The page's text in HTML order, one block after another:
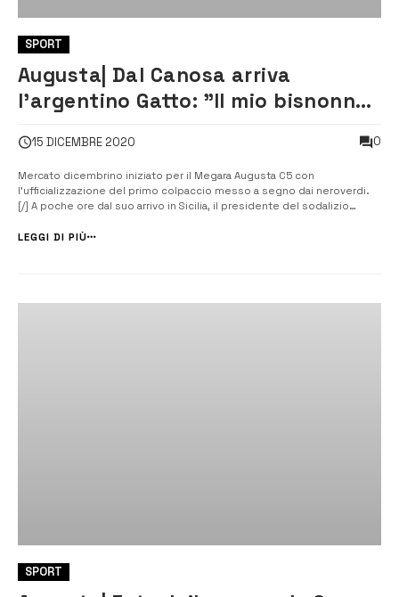
SPORT
Augusta| Dal Canosa arriva
l’argentino Gatto: ”Il mio bisnonno
15 DICEMBRE 2020 0
Mercato dicembrino iniziato per il Megara Augusta C5 con
l’ufficializzazione del primo colpaccio messo a segno dai neroverdi.
[/] A poche ore dal suo arrivo in Sicilia, il presidente del sodalizio
dell’argentino Gatto a disposizione di mister Trotolo. Il 29enne Nahue
LEGGI DI PIÙ
SPORT